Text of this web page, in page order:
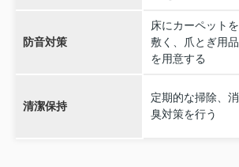
防音対策
床にカーペットを
敷く、爪とぎ用品
を用意する
清潔保持
定期的な掃除、消
臭対策を行う